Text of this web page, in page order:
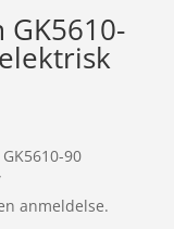
GK5610-
90
anmeldelse.